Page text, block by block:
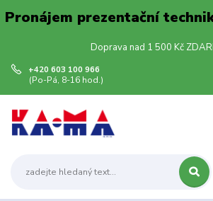
Pronájem prezentační
Doprava nad 1 500 Kč
+420 603 100 966
(Po-Pá, 8-16 hod.)